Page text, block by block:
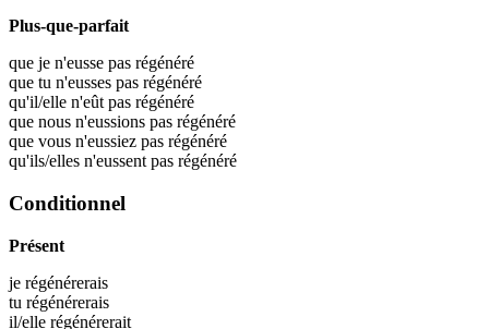
Plus-que-parfait
que je n'eusse pas régénéré
que tu n'eusses pas régénéré
qu'il/elle n'eût pas régénéré
que nous n'eussions pas régénéré
que vous n'eussiez pas régénéré
qu'ils/elles n'eussent pas régénéré
Conditionnel
Présent
je régénérerais
tu régénérerais
il/elle régénérerait